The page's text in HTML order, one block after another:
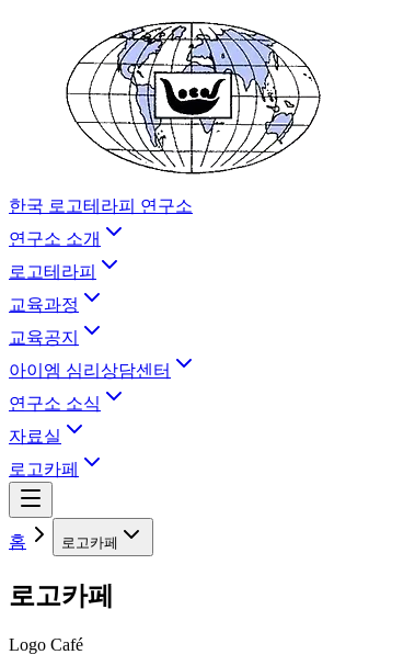
한국 로고테라피 연구소
연구소 소개
로고테라피
교육과정
교육공지
아이엠 심리상담센터
연구소 소식
자료실
로고카페
홈 로고카페
로고카페
Logo Café